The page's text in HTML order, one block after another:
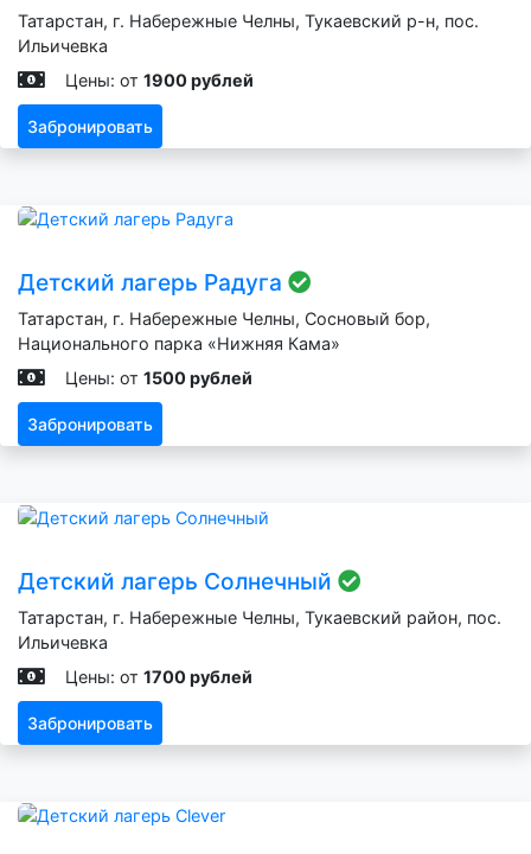
Татарстан, г. Набережные Челны, Тукаевский р-н, пос.
Ильичевка
Цены: от 1900 рублей
Забронировать
Детский лагерь Радуга
Татарстан, г. Набережные Челны, Сосновый бор,
Национального парка «Нижняя Кама»
Цены: от 1500 рублей
Забронировать
Детский лагерь Солнечный
Татарстан, г. Набережные Челны, Тукаевский район, пос.
Ильичевка
Цены: от 1700 рублей
Забронировать